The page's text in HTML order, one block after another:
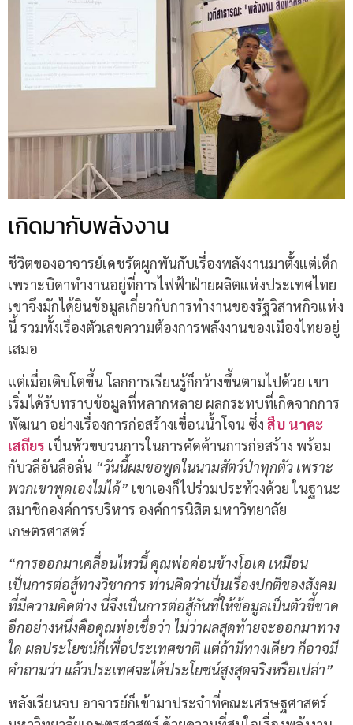
เกิดมากับพลังงาน
ชีวิตของอาจารย์เดชรัตผูกพันกับเรื่องพลังงานมาตั้งแต่เด็ก
เพราะบิดาทำงานอยู่ที่การไฟฟ้าฝ่ายผลิตแห่งประเทศไทย
เขาจึงมักได้ยินข้อมูลเกี่ยวกับการทำงานของรัฐวิสาหกิจแห่ง
นี้ รวมทั้งเรื่องตัวเลขความต้องการพลังงานของเมืองไทยอยู่
เสมอ
แต่เมื่อเติบโตขึ้น โลกการเรียนรู้ก็กว้างขึ้นตามไปด้วย เขา
เริ่มได้รับทราบข้อมูลที่หลากหลาย ผลกระทบที่เกิดจากการ
พัฒนา อย่างเรื่องการก่อสร้างเขื่อนน้ำโจน ซึ่ง สืบ นาคะ
เสถียร เป็นหัวขบวนการในการคัดค้านการก่อสร้าง พร้อม
กับวลีอันลือลั่น “วันนี้ผมขอพูดในนามสัตว์ป่าทุกตัว เพราะ
พวกเขาพูดเองไม่ได้” เขาเองก็ไปร่วมประท้วงด้วย ในฐานะ
สมาชิกองค์การบริหาร องค์การนิสิต มหาวิทยาลัย
เกษตรศาสตร์
“การออกมาเคลื่อนไหวนี้ คุณพ่อค่อนข้างโอเค เหมือน
เป็นการต่อสู้ทางวิชาการ ท่านคิดว่าเป็นเรื่องปกติของสังคม
ที่มีความคิดต่าง นี่จึงเป็นการต่อสู้กันที่ให้ข้อมูลเป็นตัวชี้ขาด
อีกอย่างหนึ่งคือคุณพ่อเชื่อว่า ไม่ว่าผลสุดท้ายจะออกมาทาง
ใด ผลประโยชน์ก็เพื่อประเทศชาติ แต่ถ้ามีทางเดียว ก็อาจมี
คำถามว่า แล้วประเทศจะได้ประโยชน์สูงสุดจริงหรือเปล่า”
หลังเรียนจบ อาจารย์ก็เข้ามาประจำที่คณะเศรษฐศาสตร์